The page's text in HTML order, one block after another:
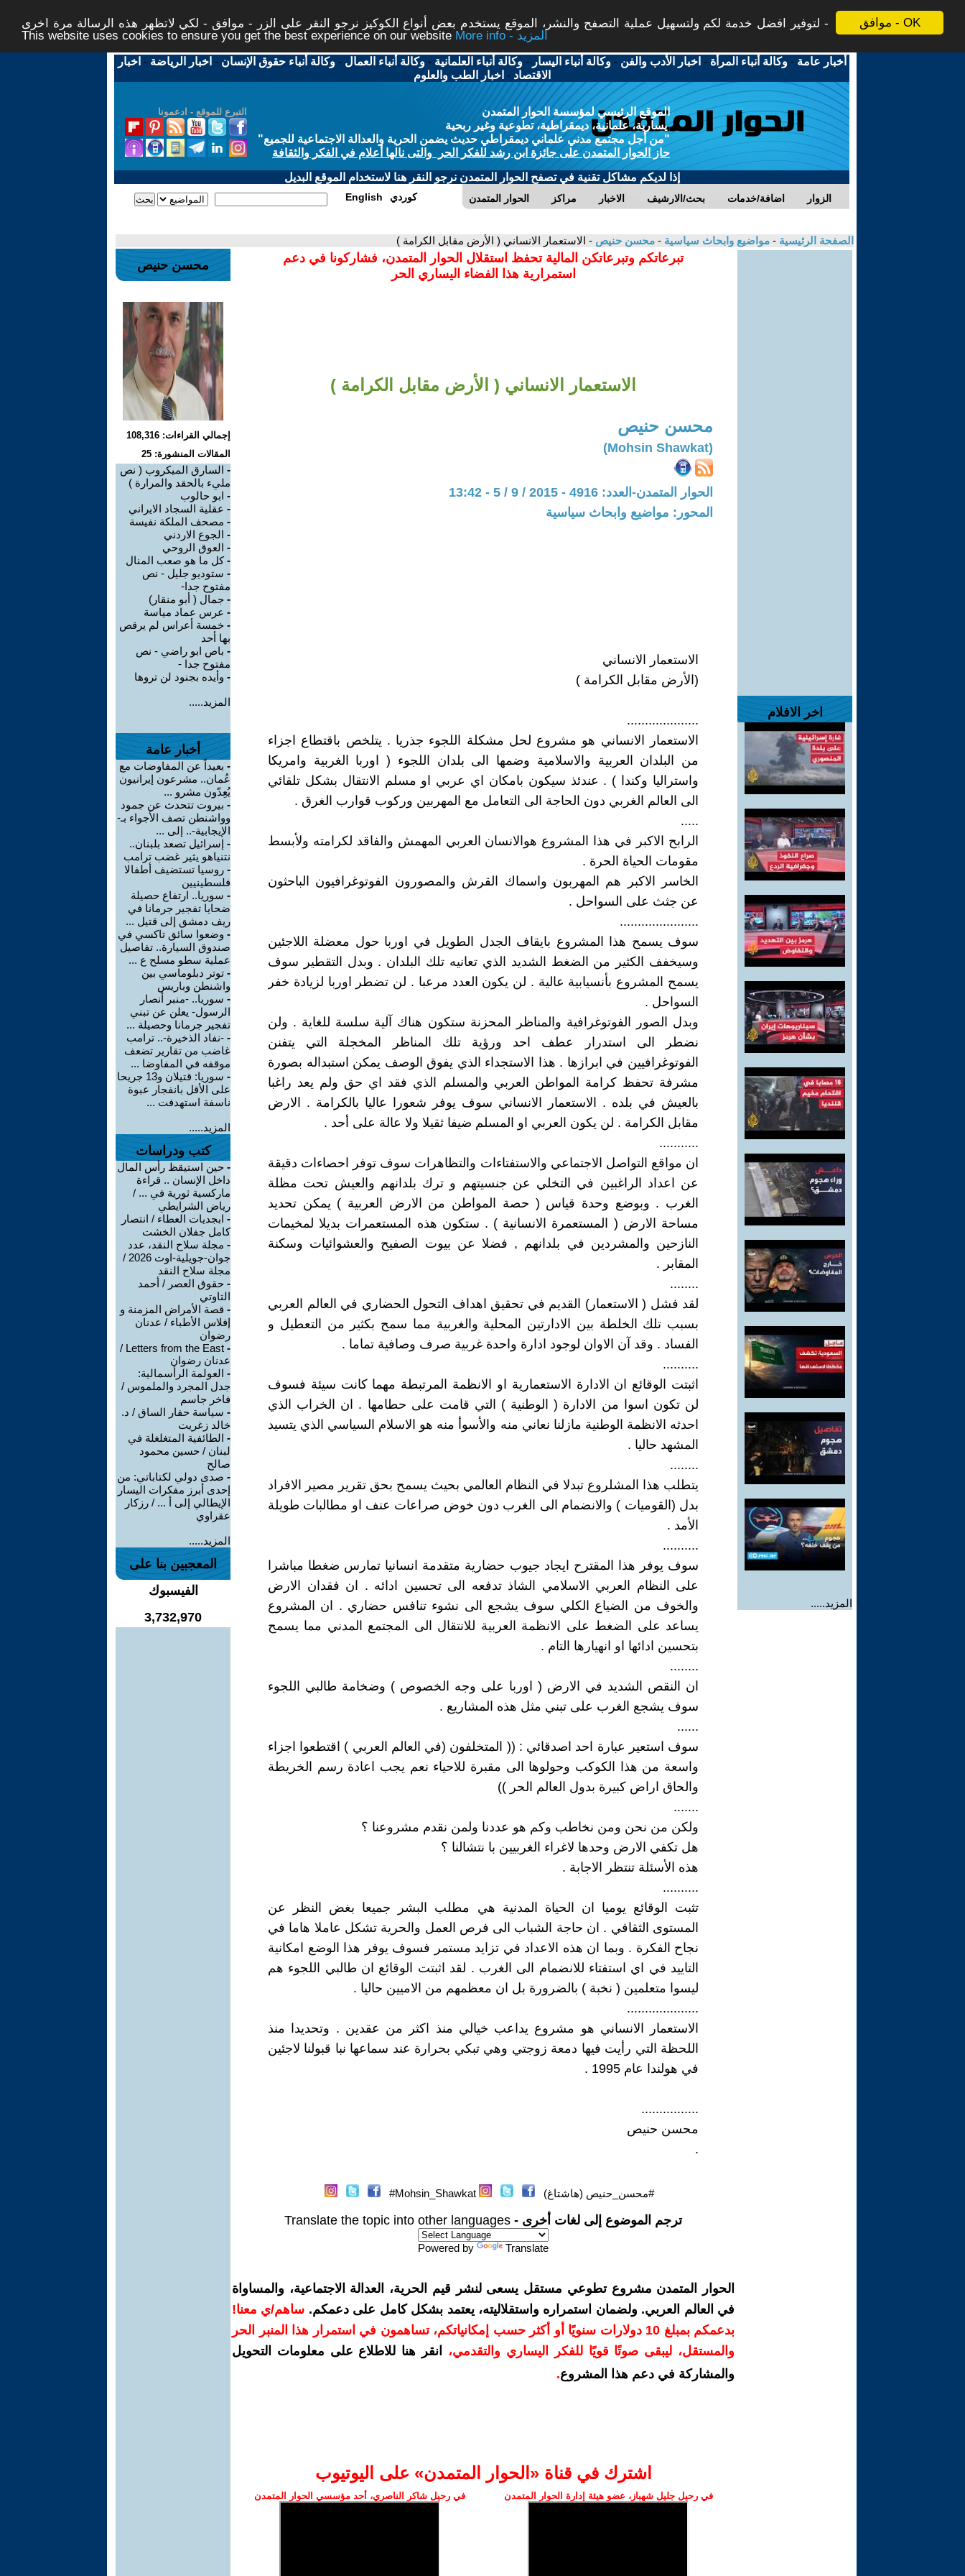
موافق - OK
لتوفير افضل خدمة لكم ولتسهيل عملية التصفح والنشر، الموقع يستخدم بعض أنواع الكوكيز نرجو النقر على الزر - موافق - لكي لاتظهر هذه الرسالة مرة اخرى -
This website uses cookies to ensure you get the best experience on our website
More info - المزيد
أخبار عامة -وكالة أنباء المرأة - اخبار الأدب والفن -وكالة أنباء اليسار -وكالة أنباء العلمانية -وكالة أنباء العمال -وكالة أنباء حقوق الإنسان - اخبار الرياضة - اخبار
الاقتصاد - اخبار الطب والعلوم
التبرع للموقع - ادعمونا
الموقع الرئيسي لمؤسسة الحوار المتمدن
يسارية، علمانية، ديمقراطية، تطوعية وغير ربحية
"من أجل مجتمع مدني علماني ديمقراطي حديث يضمن الحرية والعدالة الاجتماعية للجميع"
حاز الحوار المتمدن على جائزة ابن رشد للفكر الحر والتى نالها أعلام في الفكر والثقافة
إذا لديكم مشاكل تقنية في تصفح الحوار المتمدن نرجو النقر هنا لاستخدام الموقع البديل
الحوار المتمدن مراكز الاخبار بحث/الارشيف اضافة/خدمات الزوار English كوردي
الصفحة الرئيسية - مواضيع وابحاث سياسية - محسن حنيص - الاستعمار الانساني ( الأرض مقابل الكرامة )
اخر الافلام
المزيد.....
تبرعاتكم وتبرعاتكن المالية تحفظ استقلال الحوار المتمدن، فشاركونا في دعم
استمرارية هذا الفضاء اليساري الحر
الاستعمار الانساني ( الأرض مقابل الكرامة )
محسن حنيص
(Mohsin Shawkat)
الحوار المتمدن-العدد: 4916 - 2015 / 9 / 5 - 13:42
المحور: مواضيع وابحاث سياسية
الاستعمار الانساني
(الأرض مقابل الكرامة )
....................
الاستعمار الانساني هو مشروع لحل مشكلة اللجوء جذريا . يتلخص باقتطاع اجزاء
من البلدان العربية والاسلامية وضمها الى بلدان اللجوء ( اوربا الغربية وامريكا
واستراليا وكندا ) . عندئذ سيكون بامكان اي عربي او مسلم الانتقال بشكل تلقائي
الى العالم الغربي دون الحاجة الى التعامل مع المهربين وركوب قوارب الغرق .
.....
الرابح الاكبر في هذا المشروع هوالانسان العربي المهمش والفاقد لكرامته ولأبسط
مقومات الحياة الحرة .
الخاسر الاكبر هم المهربون واسماك القرش والمصورون الفوتوغرافيون الباحثون
عن جثث على السواحل .
......................
سوف يسمح هذا المشروع بايقاف الجدل الطويل في اوربا حول معضلة اللاجئين
وسيخفف الكثير من الضغط الشديد الذي تعانيه تلك البلدان . وبدل التقطير سوف
يسمح المشروع بأنسيابية عالية . لن يكون العدد مرعبا . لن تضطر اوربا لزيادة خفر
السواحل .
وبدل الصور الفوتوغرافية والمناظر المحزنة ستكون هناك آلية سلسة للغاية . ولن
نضطر الى استدرار عطف احد ورؤية تلك المناظر المخجلة التي يتفنن
الفوتوغرافيين في ابرازها . هذا الاستجداء الذي يفوق الوصف يمكن استبداله بصورة
مشرفة تحفظ كرامة المواطن العربي والمسلم الذي فقد اي حق ولم يعد راغبا
بالعيش في بلده . الاستعمار الانساني سوف يوفر شعورا عاليا بالكرامة . الارض
مقابل الكرامة . لن يكون العربي او المسلم ضيفا ثقيلا ولا عالة على أحد .
...........
ان مواقع التواصل الاجتماعي والاستفتاءات والتظاهرات سوف توفر احصاءات دقيقة
عن اعداد الراغبين في التخلي عن جنسيتهم و ترك بلدانهم والعيش تحت مظلة
الغرب . وبوضع وحدة قياس ( حصة المواطن من الارض العربية ) يمكن تحديد
مساحة الارض ( المستعمرة الانسانية ) . ستكون هذه المستعمرات بديلا لمخيمات
النازحين والمشردين في بلدانهم , فضلا عن بيوت الصفيح والعشوائيات وسكنة
المقابر .
........
لقد فشل ( الاستعمار) القديم في تحقيق اهداف التحول الحضاري في العالم العربي
بسبب تلك الخلطة بين الادارتين المحلية والغربية مما سمح بكثير من التعطيل و
الفساد . وقد آن الاوان لوجود ادارة واحدة غربية صرف وصافية تماما .
..........
اثبتت الوقائع ان الادارة الاستعمارية او الانظمة المرتبطة مهما كانت سيئة فسوف
لن تكون اسوا من الادارة ( الوطنية ) التي قامت على حطامها . ان الخراب الذي
احدثه الانظمة الوطنية مازلنا نعاني منه والأسوأ منه هو الاسلام السياسي الذي يتسيد
المشهد حاليا .
........
يتطلب هذا المشلروع تبدلا في النظام العالمي بحيث يسمح بحق تقرير مصير الافراد
بدل (القوميات ) والانضمام الى الغرب دون خوض صراعات عنف او مطالبات طويلة
الأمد .
..........
سوف يوفر هذا المقترح ايجاد جيوب حضارية متقدمة انسانيا تمارس ضغطا مباشرا
على النظام العربي الاسلامي الشاذ تدفعه الى تحسين ادائه . ان فقدان الارض
والخوف من الضياع الكلي سوف يشجع الى نشوء تنافس حضاري . ان المشروع
يساعد على الضغط على الانظمة العربية للانتقال الى المجتمع المدني مما يسمح
بتحسين ادائها او انهيارها التام .
........
ان النقص الشديد في الارض ( اوربا على وجه الخصوص ) وضخامة طالبي اللجوء
سوف يشجع الغرب على تبني مثل هذه المشاريع .
......
سوف استعير عبارة احد اصدقائي : (( المتخلفون (في العالم العربي ) اقتطعوا اجزاء
واسعة من هذا الكوكب وحولوها الى مقبرة للاحياء نعم يجب اعادة رسم الخريطة
والحاق اراض كبيرة بدول العالم الحر ))
.......
ولكن من نحن ومن نخاطب وكم هو عددنا ولمن نقدم مشروعنا ؟
هل تكفي الارض وحدها لاغراء الغربيين با نتشالنا ؟
هذه الأسئلة تنتظر الاجابة .
..........
تثبت الوقائع يوميا ان الحياة المدنية هي مطلب البشر جميعا بغض النظر عن
المستوى الثقافي . ان حاجة الشباب الى فرص العمل والحرية تشكل عاملا هاما في
نجاح الفكرة . وبما ان هذه الاعداد في تزايد مستمر فسوف يوفر هذا الوضع امكانية
التاييد في اي استفتاء للانضمام الى الغرب . لقد اثبتت الوقائع ان طالبي اللجوء هم
ليسوا متعلمين ( نخبة ) بالضرورة بل ان معظمهم من الاميين حاليا .
....................
الاستعمار الانساني هو مشروع يداعب خيالي منذ اكثر من عقدين . وتحديدا منذ
اللحظة التي رأيت فيها دمعة زوجتي وهي تبكي بحرارة عند سماعها نبا قبولنا لاجئين
في هولندا عام 1995 .
................
محسن حنيص
.
#محسن_حنيص (هاشتاغ) Mohsin_Shawkat#
ترجم الموضوع إلى لغات أخرى - Translate the topic into other languages
Powered by Translate
الحوار المتمدن مشروع تطوعي مستقل يسعى لنشر قيم الحرية، العدالة الاجتماعية، والمساواة
في العالم العربي. ولضمان استمراره واستقلاليته، يعتمد بشكل كامل على دعمكم. ساهم/ي معنا!
بدعمكم بمبلغ 10 دولارات سنويًا أو أكثر حسب إمكانياتكم، تساهمون في استمرار هذا المنبر الحر
والمستقل، ليبقى صوتًا قويًا للفكر اليساري والتقدمي،
انقر هنا للاطلاع على معلومات التحويل
والمشاركة في دعم هذا المشروع.
اشترك في قناة ‫«الحوار المتمدن» على اليوتيوب
في رحيل جليل شهباز، عضو هيئة إدارة الحوار المتمدن في رحيل شاكر الناصري، أحد مؤسسي الحوار المتمدن
محسن حنيص
إجمالي القراءات: 108,316
المقالات المنشورة: 25
- السارق الميكروب ( نص
مليء بالحقد والمرارة )
- ابو حالوب
- عقلية السجاد الايراني
- مصحف الملكة نفيسة
- الجوع الاردني
- العوق الروحي
-كل ما هو صعب المنال
- ستوديو جليل - نص
مفتوح جدا-
- جمال ( أبو منقار)
- عرس عماد مياسة
- خمسة أعراس لم يرقص
بها أحد
- باص ابو راضي - نص
مفتوح جدا -
- وأيده بجنود لن تروها
المزيد.....
أخبار عامة
- بعيداً عن المفاوضات مع
عُمان.. مشرعون إيرانيون
يُعِدّون مشرو ...
- بيروت تتحدث عن جمود
وواشنطن تصف الأجواء بـ-
الإيجابية-.. إلى ...
- إسرائيل تصعد بلبنان..
نتنياهو يثير غضب ترامب
- روسيا تستضيف أطفالا
فلسطينيين
- سوريا.. ارتفاع حصيلة
ضحايا تفجير جرمانا في
ريف دمشق إلى قتيل ...
- وضعوا سائق تاكسي في
صندوق السيارة.. تفاصيل
عملية سطو مسلح ع ...
- توتر دبلوماسي بين
واشنطن وباريس
- سوريا.. -منبر أنصار
الرسول- يعلن عن تبني
تفجير جرمانا وحصيلة ...
- -نفاد الذخيرة-.. ترامب
غاضب من تقارير تضعف
موقفه في المفاوضا ...
-
سوريا: قتيلان و13 جريحا
على الأقل بانفجار عبوة
ناسفة استهدفت ...
المزيد.....
كتب ودراسات
- حين استيقظ رأس المال
داخل الإنسان .. قراءة
ماركسية ثورية في ... /
رياض الشرايطي
- ابجديات العطاء / انتصار
كامل جفلان الخشت
- مجلة سلاح النقد، عدد
جوان-جويلية-اوت 2026 /
مجلة سلاح النقد
- حقوق العصر / أحمد
التاوتي
- قصة الأمراض المزمنة و
إفلاس الأطباء / عدنان
رضوان
-
Letters from the East /
عدنان رضوان
- العولمة الرأسمالية:
جدل المجرد والملموس /
فاخر جاسم
- سياسة حفار الساق / د.
خالد زغريت
- الطائفية المتغلغلة في
لبنان / حسين محمود
صالح
- صدى دولي لكتاباتي: من
إحدى أبرز مفكرات اليسار
الإيطالي إلى أ ... / رزكار
عقراوي
المزيد.....
المعجبين بنا على
الفيسبوك
3,732,970